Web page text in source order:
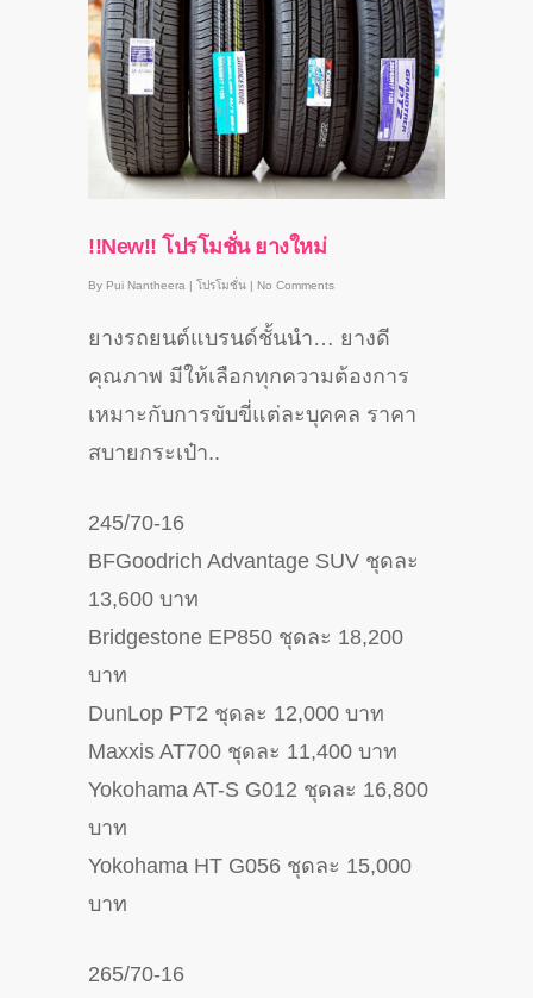
!!New!! โปรโมชั่น ยางใหม่
By Pui Nantheera | โปรโมชั่น | No Comments
ยางรถยนต์แบรนด์ชั้นนำ… ยางดี
คุณภาพ มีให้เลือกทุกความต้องการ
เหมาะกับการขับขี่แต่ละบุคคล ราคา
สบายกระเป๋า..
245/70-16
BFGoodrich Advantage SUV ชุดละ
13,600 บาท
Bridgestone EP850 ชุดละ 18,200
บาท
DunLop PT2 ชุดละ 12,000 บาท
Maxxis AT700 ชุดละ 11,400 บาท
Yokohama AT-S G012 ชุดละ 16,800
บาท
Yokohama HT G056 ชุดละ 15,000
บาท
265/70-16